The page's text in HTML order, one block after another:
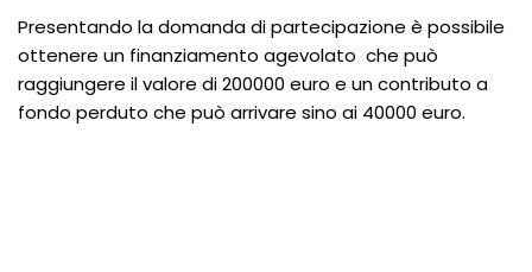
Presentando la domanda di partecipazione è possibile
ottenere un finanziamento agevolato che può
raggiungere il valore di 200000 euro e un contributo a
fondo perduto che può arrivare sino ai 40000 euro.